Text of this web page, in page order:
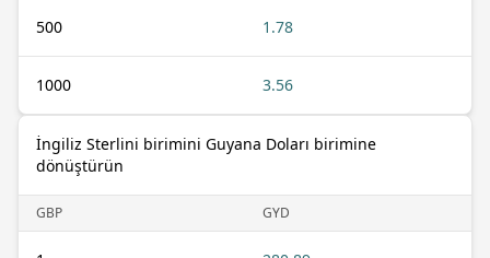
500 1.78
1000 3.56
İngiliz Sterlini birimini Guyana Doları birimine
dönüştürün
GBP GYD